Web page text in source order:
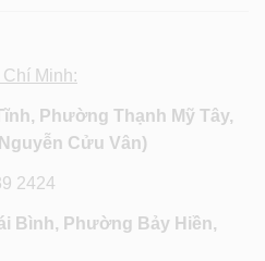
Minh:
Phường Thạnh Mỹ Tây,
Cửu Vân)
2424
Bình, Phường Bảy Hiền,